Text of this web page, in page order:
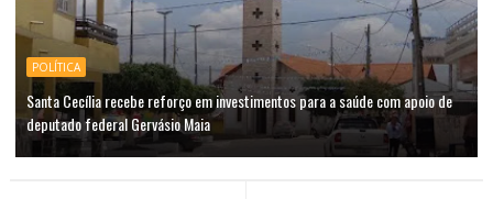
POLÍTICA
Santa Cecília recebe reforço em investimentos para a saúde com apoio de
deputado federal Gervásio Maia